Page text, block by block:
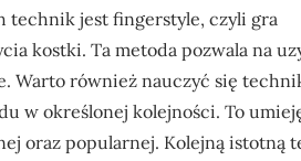
technik jest fingerstyle, czyli gra
kostki. Ta metoda pozwala na
Warto również nauczyć się
w określonej kolejności. To
oraz popularnej. Kolejną istotną